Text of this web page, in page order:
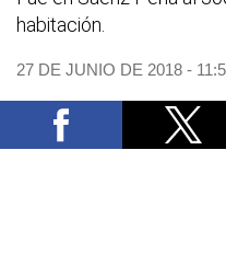
habitación.
27 DE JUNIO DE 2018 -